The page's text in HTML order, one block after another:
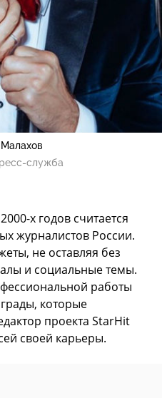
служба
х годов считается
журналистов России.
не оставляя без
и социальные темы.
работы
которые
проекта StarHit
своей карьеры.